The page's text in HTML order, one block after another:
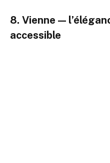
8. Vienne —
accessible